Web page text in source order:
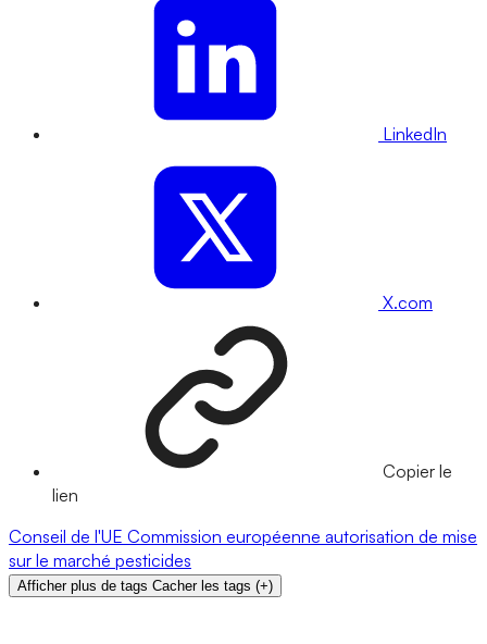
LinkedIn
X.com
Copier le
lien
Conseil de l'UE Commission européenne autorisation de mise
sur le marché pesticides
Afficher plus de tags Cacher les tags (+)